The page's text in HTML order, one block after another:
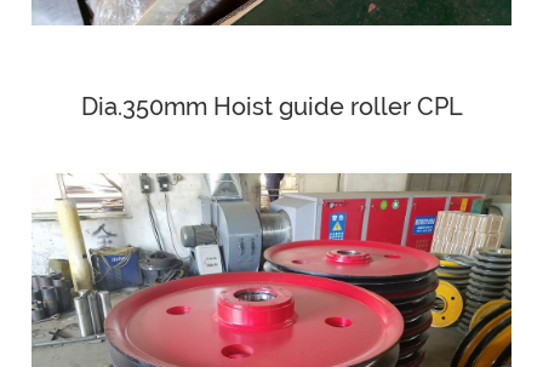
Dia.350mm Hoist guide roller CPL